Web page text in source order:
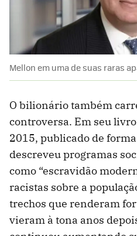
Mellon em uma de suas raras
O bilionário também
controversa. Em seu
2015, publicado de
descreveu programas
como “escravidão
racistas sobre a
trechos que renderam
vieram à tona anos